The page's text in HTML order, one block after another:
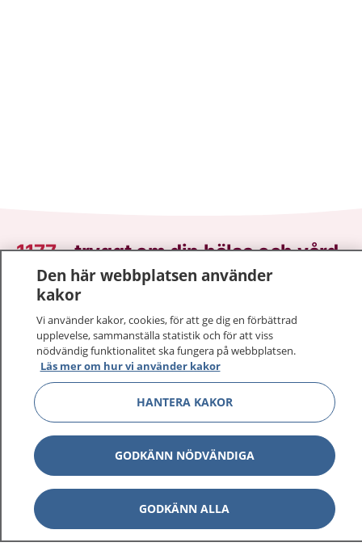
1177–tryggt om din hälsa och vård
På 1177.se får du råd om hälsa och information om
Logga in för att läsa din journal och göra dina
vårdärenden. Ring telefonnummer 1177 för
sjukvårdsrådgivning dygnet runt.
1177 ger dig råd när du vill må bättre.
1177 på flera språk Visa
Om 1177 Visa
Den här webbplatsen använder
kakor
Vi använder kakor, cookies, för att ge dig en förbättrad
upplevelse, sammanställa statistik och för att viss
nödvändig funktionalitet ska fungera på webbplatsen.
Läs mer om hur vi använder kakor
HANTERA KAKOR
GODKÄNN NÖDVÄNDIGA
GODKÄNN ALLA